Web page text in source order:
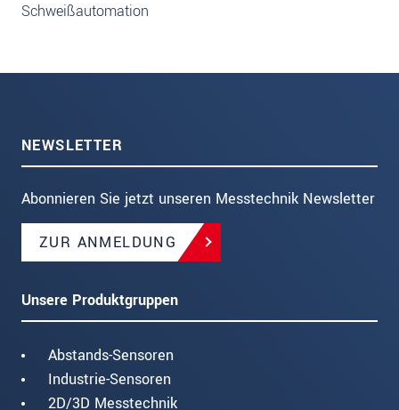
Schweißautomation
NEWSLETTER
Abonnieren Sie jetzt unseren Messtechnik Newsletter
ZUR ANMELDUNG
Unsere Produktgruppen
Abstands-Sensoren
Industrie-Sensoren
2D/3D Messtechnik